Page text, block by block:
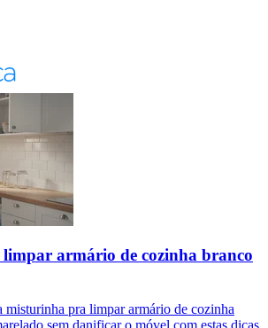
armário de cozinha branco
misturinha pra limpar armário de cozinha